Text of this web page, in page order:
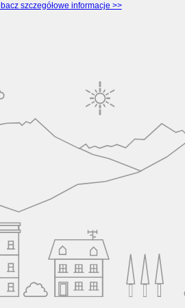
szczegółowe informacje >>